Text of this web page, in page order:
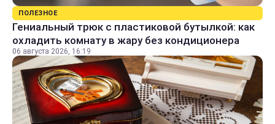
ПОЛЕЗНОЕ
Гениальный трюк с пластиковой бутылкой: как
охладить комнату в жару без кондиционера
06 августа 2026, 16:19